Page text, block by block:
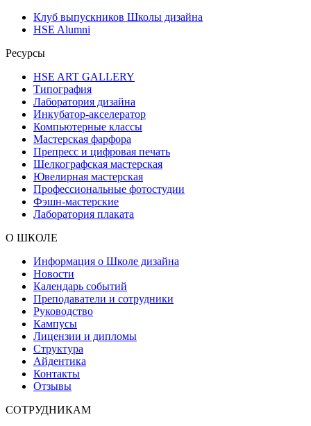
Клуб выпускников Школы дизайна
HSE Alumni
Ресурсы
HSE ART GALLERY
Типография
Лаборатория дизайна
Инкубатор-акселератор
Компьютерные классы
Мастерская фарфора
Препресс и цифровая печать
Шелкографская мастерская
Ювелирная мастерская
Профессиональные фотостудии
Фэшн-мастерские
Лаборатория плаката
О ШКОЛЕ
Информация о Школе дизайна
Новости
Календарь событий
Преподаватели и сотрудники
Руководство
Кампусы
Лицензии и дипломы
Структура
Айдентика
Контакты
Отзывы
СОТРУДНИКАМ